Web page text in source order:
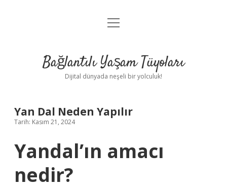
Anasayfa
Yasal Uyarı
menüyü
Bağlantılı Yaşam Tüyoları
Dijital dünyada neşeli bir yolculuk!
Yan Dal Neden Yapılır
Tarih: Kasım 21, 2024
Yandal’ın amacı
nedir?